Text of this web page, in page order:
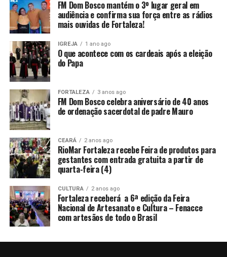
FM Dom Bosco mantém o 3º lugar geral em
audiência e confirma sua força entre as rádios
mais ouvidas de Fortaleza!
IGREJA 1 ano ago
O que acontece com os cardeais após a eleição
do Papa
FORTALEZA 3 anos ago
FM Dom Bosco celebra aniversário de 40 anos
de ordenação sacerdotal de padre Mauro
CEARÁ 2 anos ago
RioMar Fortaleza recebe Feira de produtos para
gestantes com entrada gratuita a partir de
quarta-feira (4)
CULTURA 2 anos ago
Fortaleza receberá a 6ª edição da Feira
Nacional de Artesanato e Cultura – Fenacce
com artesãos de todo o Brasil